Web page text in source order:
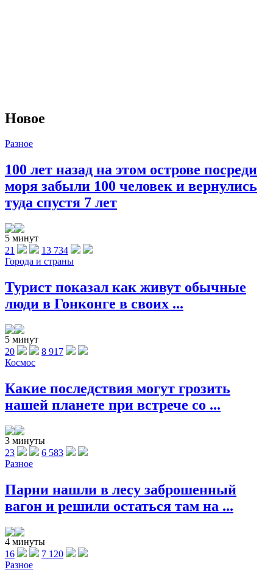
Новое
Разное
100 лет назад на этом острове посреди
моря забыли 100 человек и вернулись
туда спустя 7 лет
5 минут
21
13 734
Города и страны
Турист показал как живут обычные
люди в Гонконге в своих ...
5 минут
20
8 917
Космос
Какие последствия могут грозить
нашей планете при встрече со ...
3 минуты
23
6 583
Разное
Парни нашли в лесу заброшенный
вагон и решили остаться там на ...
4 минуты
16
7 120
Разное